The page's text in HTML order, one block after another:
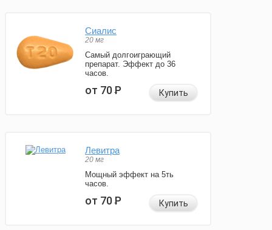
Сиалис
20 мг
Самый долгоиграющий
препарат. Эффект до 36
часов.
от 70Р Купить
Левитра
20 мг
Мощный эффект на 5ть
часов.
от 70Р Купить